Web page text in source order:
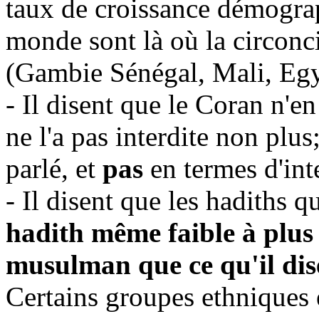
taux de croissance
monde sont là où la
(Gambie Sénégal, Mali,
- Il disent que le Coran
ne l'a pas interdite non
parlé, et pas en termes
- Il disent que les hadiths
hadith même faible à
musulman que ce qu'il
Certains groupes